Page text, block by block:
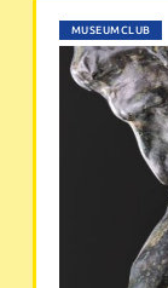
MUSEUMCLUB